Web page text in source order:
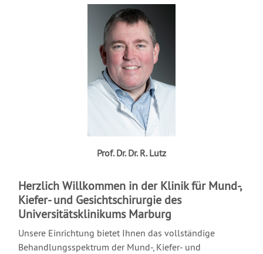
Prof. Dr. Dr. R. Lutz
Herzlich Willkommen in der Klinik für Mund-,
Kiefer- und Gesichtschirurgie des
Universitätsklinikums Marburg
Unsere Einrichtung bietet Ihnen das vollständige
Behandlungsspektrum der Mund-, Kiefer- und